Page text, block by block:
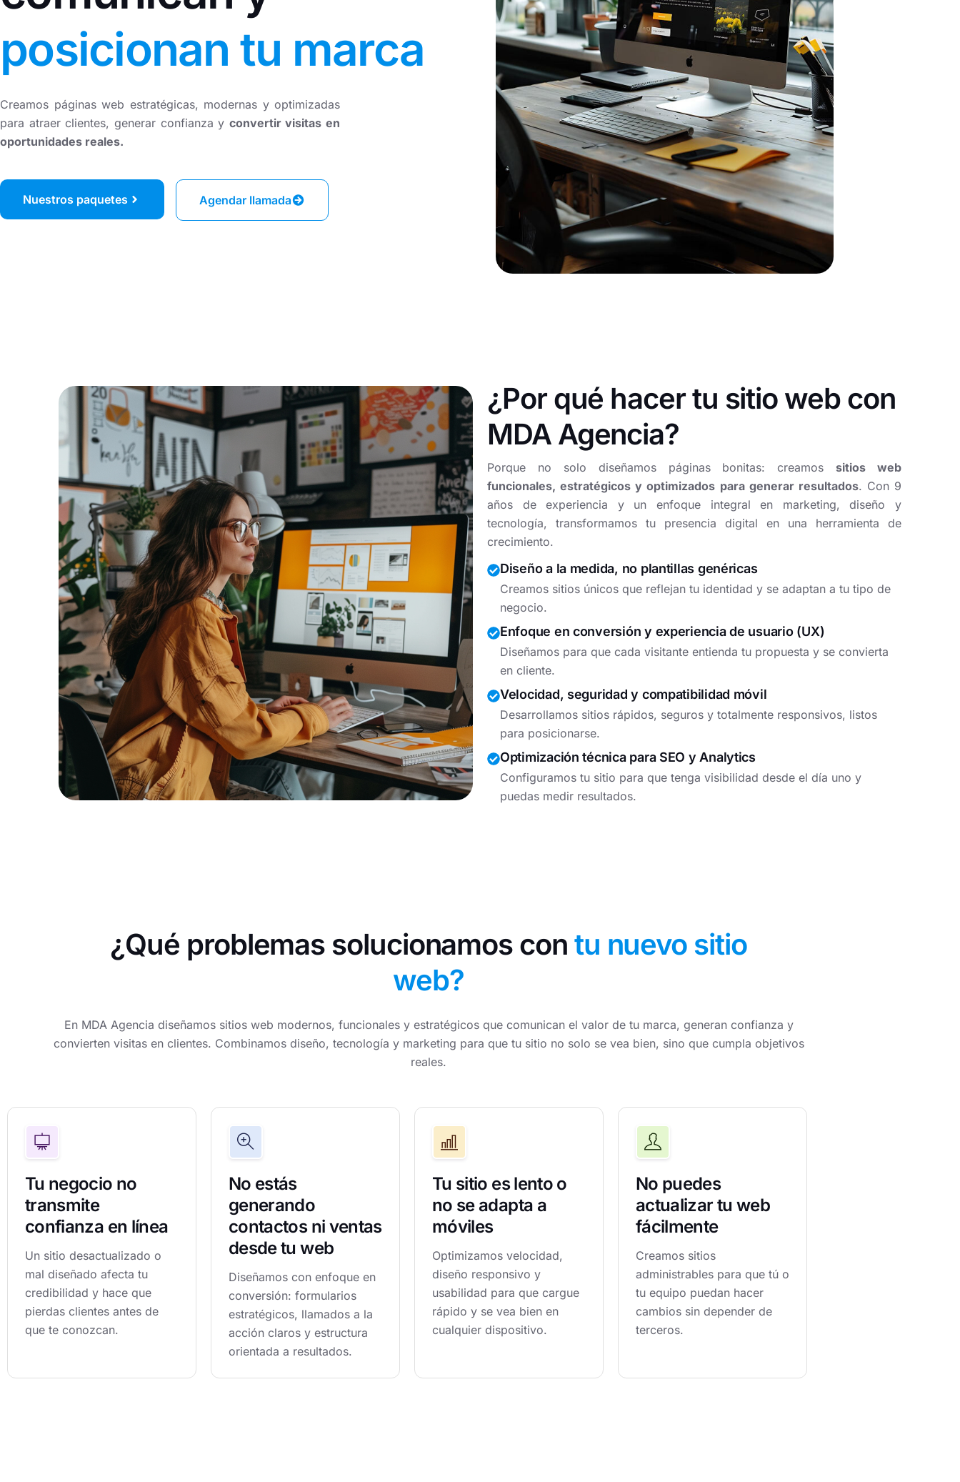
, analizamos tu empresa, diseñamos estrategias a medida y te guiamos en la implementación de
soluciones que generen crecimiento y optimización.
Conocer más
posicionan tu marca
Creamos páginas web estratégicas, modernas y optimizadas
para atraer clientes, generar confianza y convertir visitas en
oportunidades reales.
Nuestros paquetes Agendar llamada
¿Por qué hacer tu sitio web con
MDA Agencia?
Porque no solo diseñamos páginas bonitas: creamos sitios web
funcionales, estratégicos y optimizados para generar resultados. Con 9
años de experiencia y un enfoque integral en marketing, diseño y
tecnología, transformamos tu presencia digital en una herramienta de
crecimiento.
Diseño a la medida, no plantillas genéricas
Creamos sitios únicos que reflejan tu identidad y se adaptan a tu tipo de
negocio.
Enfoque en conversión y experiencia de usuario (UX)
Diseñamos para que cada visitante entienda tu propuesta y se convierta
en cliente.
Velocidad, seguridad y compatibilidad móvil
Desarrollamos sitios rápidos, seguros y totalmente responsivos, listos
para posicionarse.
Optimización técnica para SEO y Analytics
Configuramos tu sitio para que tenga visibilidad desde el día uno y
puedas medir resultados.
¿Qué problemas solucionamos con tu nuevo sitio
web?
En MDA Agencia diseñamos sitios web modernos, funcionales y estratégicos que comunican el valor de tu marca, generan confianza y
convierten visitas en clientes. Combinamos diseño, tecnología y marketing para que tu sitio no solo se vea bien, sino que cumpla objetivos
reales.
Tu negocio no
transmite
confianza en línea
Un sitio desactualizado o
mal diseñado afecta tu
credibilidad y hace que
pierdas clientes antes de
que te conozcan.
No estás
generando
contactos ni ventas
desde tu web
Diseñamos con enfoque en
conversión: formularios
estratégicos, llamados a la
acción claros y estructura
orientada a resultados.
Tu sitio es lento o
no se adapta a
móviles
Optimizamos velocidad,
diseño responsivo y
usabilidad para que cargue
rápido y se vea bien en
cualquier dispositivo.
No puedes
actualizar tu web
fácilmente
Creamos sitios
administrables para que tú o
tu equipo puedan hacer
cambios sin depender de
terceros.